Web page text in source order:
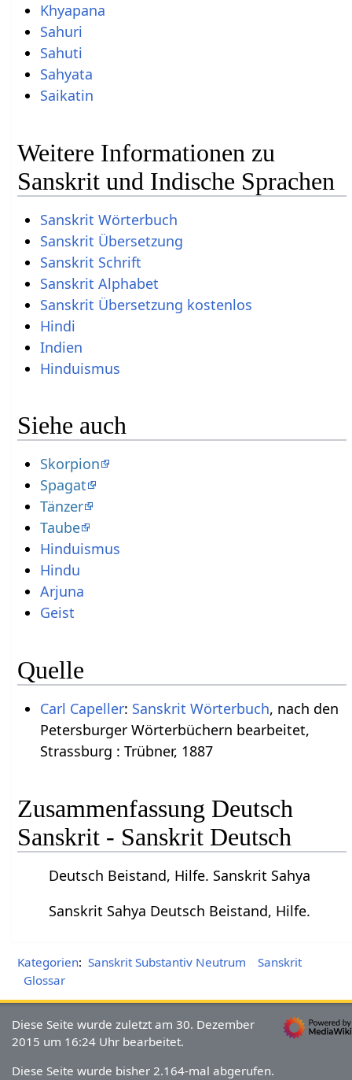
Khyapana
Sahuri
Sahuti
Sahyata
Saikatin
Weitere Informationen zu
Sanskrit und Indische Sprachen
Sanskrit Wörterbuch
Sanskrit Übersetzung
Sanskrit Schrift
Sanskrit Alphabet
Sanskrit Übersetzung kostenlos
Hindi
Indien
Hinduismus
Siehe auch
Skorpion
Spagat
Tänzer
Taube
Hinduismus
Hindu
Arjuna
Geist
Quelle
Carl Capeller: Sanskrit Wörterbuch, nach den
Petersburger Wörterbüchern bearbeitet,
Strassburg : Trübner, 1887
Zusammenfassung Deutsch
Sanskrit - Sanskrit Deutsch
Deutsch Beistand, Hilfe. Sanskrit Sahya
Sanskrit Sahya Deutsch Beistand, Hilfe.
Kategorien: Sanskrit Substantiv Neutrum
Sanskrit
Glossar
Diese Seite wurde zuletzt am 30. Dezember
2015 um 16:24 Uhr bearbeitet.
Diese Seite wurde bisher 2.164-mal abgerufen.